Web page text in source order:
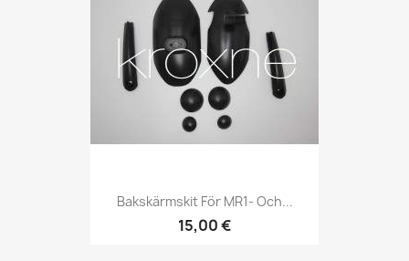
Bakskärmskit För MR1- Och...
15,00 €